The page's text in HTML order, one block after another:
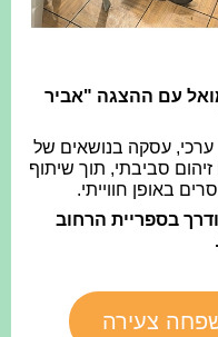
עם ההצגה "אביר
ערכי, עסקה בנושאים של
סביבתי, תוך שיתוף
באופן חווייתי.
בספריית הרחוב
צעירה